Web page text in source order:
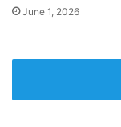
June 1, 2026